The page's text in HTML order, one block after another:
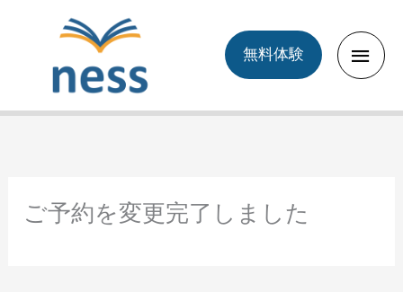
Main
無料体験
ご予約を変更完了しました